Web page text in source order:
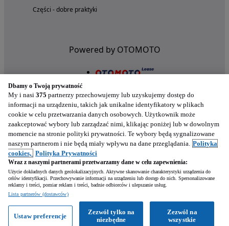
Części - dobre praktyki
Powered by OTOMOTO
Nasze aplikacje w twoim telefonie
Dbamy o Twoją prywatność
My i nasi 375 partnerzy przechowujemy lub uzyskujemy dostęp do
informacji na urządzeniu, takich jak unikalne identyfikatory w plikach
cookie w celu przetwarzania danych osobowych. Użytkownik może
zaakceptować wybory lub zarządzać nimi, klikając poniżej lub w dowolnym
momencie na stronie polityki prywatności. Te wybory będą sygnalizowane
naszym partnerom i nie będą miały wpływu na dane przeglądania. Polityka
cookies, Polityka Prywatności
Wraz z naszymi partnerami przetwarzamy dane w celu zapewnienia:
Użycie dokładnych danych geolokalizacyjnych. Aktywne skanowanie charakterystyki urządzenia do
celów identyfikacji. Przechowywanie informacji na urządzeniu lub dostęp do nich. Spersonalizowane
reklamy i treści, pomiar reklam i treści, badnie odbiorców i ulepszanie usług.
Lista partnerów (dostawców)
Zezwól na
wszystkie
Zezwól tylko na
niezbędne
Ustaw preferencje